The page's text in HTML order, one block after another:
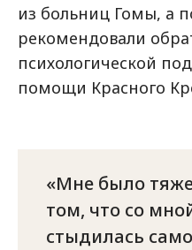
из больниц Гомы, а
рекомендовали
психологической
помощи Красного
Мне было
том, что со
стыдилась